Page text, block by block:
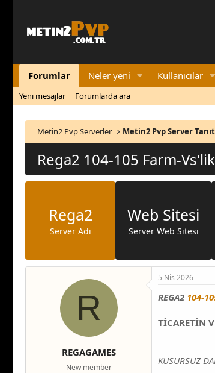
Forumlar Neler yeni Kullanıcılar
Yeni mesajlar Forumlarda ara
Metin2 Pvp Serverler Metin2 Pvp Server
Rega2 104-105 Farm-
Rega2
Server Adı
Web Sitesi
Server Web Sitesi
R
REGAGAMES
New member
5 Nis 2026
REGA2 104-
TİCARETİN
KUSURSUZ